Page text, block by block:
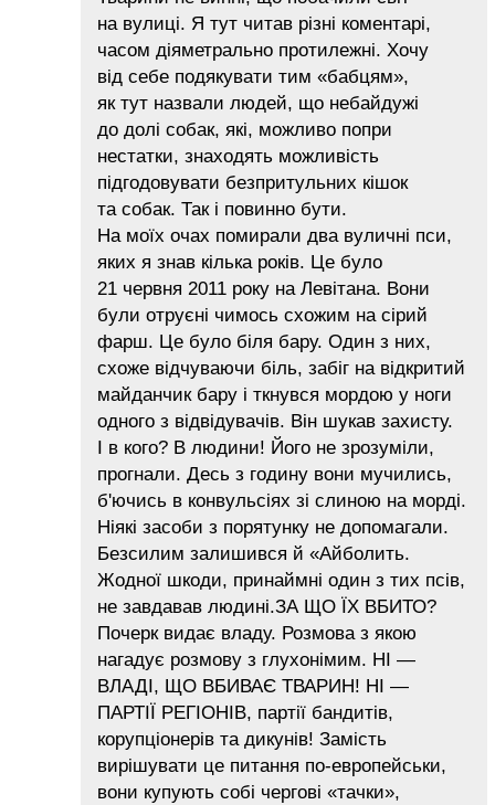
на вулиці. Я тут читав різні коментарі,
часом діяметрально протилежні. Хочу
від себе подякувати тим «бабцям»,
як тут назвали людей, що небайдужі
до долі собак, які, можливо попри
нестатки, знаходять можливість
підгодовувати безпритульних кішок
та собак. Так і повинно бути.
На моїх очах помирали два вуличні пси,
яких я знав кілька років. Це було
21 червня 2011 року на Левітана. Вони
були отруєні чимось схожим на сірий
фарш. Це було біля бару. Один з них,
схоже відчуваючи біль, забіг на відкритий
майданчик бару і ткнувся мордою у ноги
одного з відвідувачів. Він шукав захисту.
І в кого? В людини! Його не зрозуміли,
прогнали. Десь з годину вони мучились,
б'ючись в конвульсіях зі слиною на морді.
Ніякі засоби з порятунку не допомагали.
Безсилим залишився й «Айболить.
Жодної шкоди, принаймні один з тих псів,
не завдавав людині.ЗА ЩО ЇХ ВБИТО?
Почерк видає владу. Розмова з якою
нагадує розмову з глухонімим. НІ —
ВЛАДІ, ЩО ВБИВАЄ ТВАРИН! НІ —
ПАРТІЇ РЕГІОНІВ, партії бандитів,
корупціонерів та дикунів! Замість
вирішувати це питання по-европейськи,
вони купують собі чергові «тачки»,